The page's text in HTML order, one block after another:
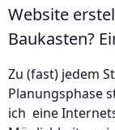
Website
Baukasten?
Zu (fast) jedem
Planungsphase
ich eine